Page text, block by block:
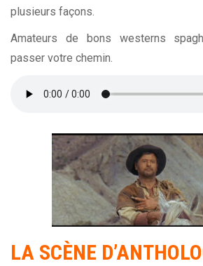
plusieurs façons.
Amateurs de bons westerns
passer votre chemin.
LA SCÈNE